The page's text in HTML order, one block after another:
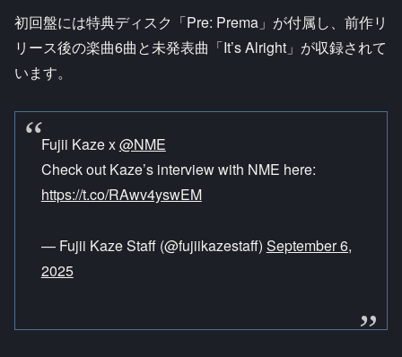
初回盤には特典ディスク「Pre: Prema」が付属し、前作リ
リース後の楽曲6曲と未発表曲「It’s Alright」が収録されて
います。
Fujii Kaze x@NME
Check out Kaze’s interview with NME here:
https://t.co/RAwv4yswEM
— Fujii Kaze Staff (@fujiikazestaff) September 6,
2025